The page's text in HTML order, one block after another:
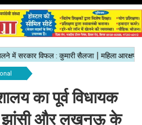
का पूर्व विधायक
झांसी और लखनऊ के